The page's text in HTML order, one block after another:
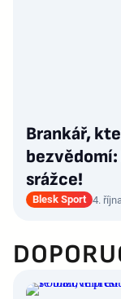
Brankář,
srážce!
Blesk Sport 4.